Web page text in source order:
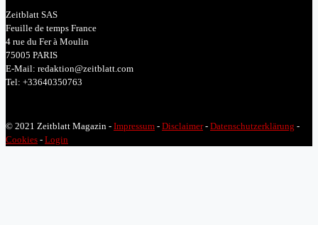
Zeitblatt SAS
Feuille de temps France
4 rue du Fer à Moulin
75005 PARIS
E-Mail: redaktion@zeitblatt.com
Tel: +33640350763
© 2021 Zeitblatt Magazin - Impressum - Disclaimer- Datenschutzerklärung -
Cookies - Login